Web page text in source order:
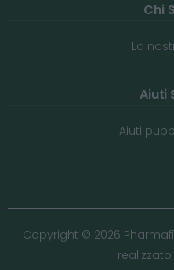
Chi
La
Aiuti
Aiuti
Copyright © 2026